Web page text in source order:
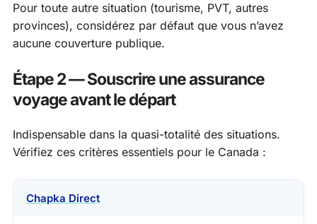
Pour toute autre situation (tourisme, PVT, autres
provinces), considérez par défaut que vous n’avez
aucune couverture publique.
Étape 2 — Souscrire une assurance
voyage avant le départ
Indispensable dans la quasi-totalité des situations.
Vérifiez ces critères essentiels pour le Canada :
Assureur Plafond frais médicaux
Chapka Direct